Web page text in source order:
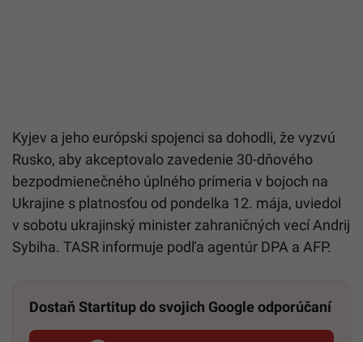
Kyjev a jeho európski spojenci sa dohodli, že vyzvú
Rusko, aby akceptovalo zavedenie 30-dňového
bezpodmienečného úplného prímeria v bojoch na
Ukrajine s platnosťou od pondelka 12. mája, uviedol
v sobotu ukrajinský minister zahraničných vecí Andrij
Sybiha. TASR informuje podľa agentúr DPA a AFP.
Dostaň Startitup do svojich Google odporúčaní